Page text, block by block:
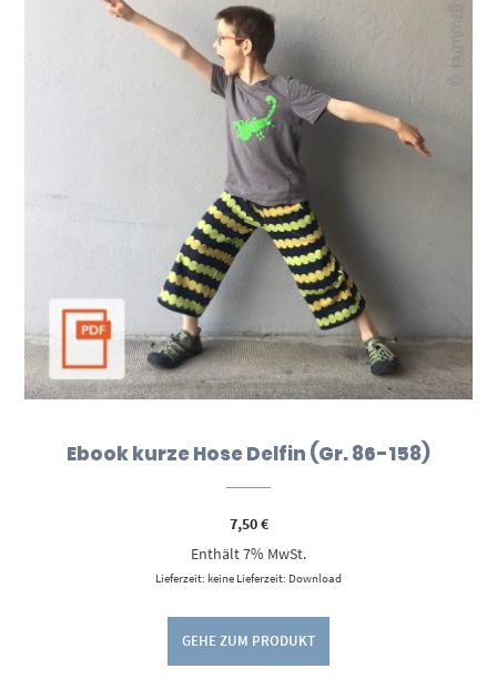
Ebook kurze Hose Delfin (Gr. 86-158)
7,50€
Enthält 7% MwSt.
Lieferzeit: keine Lieferzeit: Download
GEHE ZUM PRODUKT